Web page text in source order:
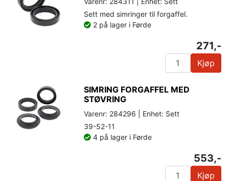
Sett med simringer til forgaffel.
2 på lager i Førde
271,-
Kjøp
SIMRING FORGAFFEL MED
STØVRING
Varenr: 284296 | Enhet: Sett
39-52-11
4 på lager i Førde
553,-
Kjøp